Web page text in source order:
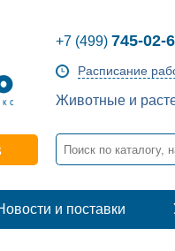
+7 (499) 745-02-
Расписание
Животные и
и поставки